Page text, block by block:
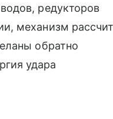
редукторов
механизм
обратно
удара